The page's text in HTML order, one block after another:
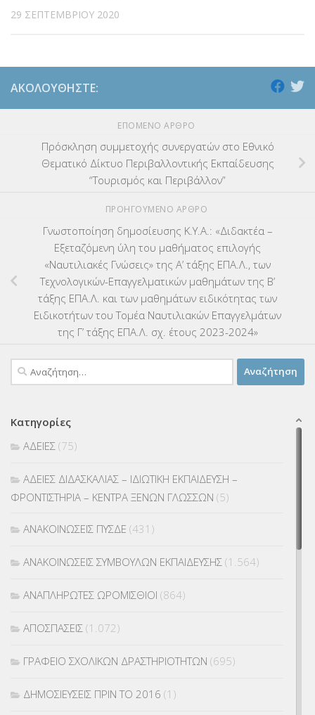
29 ΣΕΠΤΕΜΒΡΊΟΥ 2020
ΑΚΟΛΟΥΘΉΣΤΕ:
ΕΠΌΜΕΝΟ ΆΡΘΡΟ
Πρόσκληση συμμετοχής συνεργατών στο Εθνικό
Θεματικό Δίκτυο Περιβαλλοντικής Εκπαίδευσης
“Τουρισμός και Περιβάλλον”
ΠΡΟΗΓΟΎΜΕΝΟ ΆΡΘΡΟ
Γνωστοποίηση δημοσίευσης Κ.Υ.Α.: «Διδακτέα –
Εξεταζόμενη ύλη του μαθήματος επιλογής
«Ναυτιλιακές Γνώσεις» της Α’ τάξης ΕΠΑ.Λ., των
Τεχνολογικών-Επαγγελματικών μαθημάτων της Β’
τάξης ΕΠΑ.Λ. και των μαθημάτων ειδικότητας των
Ειδικοτήτων του Τομέα Ναυτιλιακών Επαγγελμάτων
της Γ’ τάξης ΕΠΑ.Λ. σχ. έτους 2023-2024»
Αναζήτηση
για:
Κατηγορίες
ΑΔΕΙΕΣ (75)
ΑΔΕΙΕΣ ΔΙΔΑΣΚΑΛΙΑΣ – ΙΔΙΩΤΙΚΗ ΕΚΠΑΙΔΕΥΣΗ –
ΦΡΟΝΤΙΣΤΗΡΙΑ – ΚΕΝΤΡΑ ΞΕΝΩΝ ΓΛΩΣΣΩΝ (5)
ΑΝΑΚΟΙΝΩΣΕΙΣ ΠΥΣΔΕ (431)
ΑΝΑΚΟΙΝΩΣΕΙΣ ΣΥΜΒΟΥΛΩΝ ΕΚΠΑΙΔΕΥΣΗΣ (1.564)
ΑΝΑΠΛΗΡΩΤΕΣ ΩΡΟΜΙΣΘΙΟΙ (864)
ΑΠΟΣΠΑΣΕΙΣ (1.072)
ΓΡΑΦΕΙΟ ΣΧΟΛΙΚΩΝ ΔΡΑΣΤΗΡΙΟΤΗΤΩΝ (695)
ΔΗΜΟΣΙΕΥΣΕΙΣ ΠΡΙΝ ΤΟ 2016 (1)